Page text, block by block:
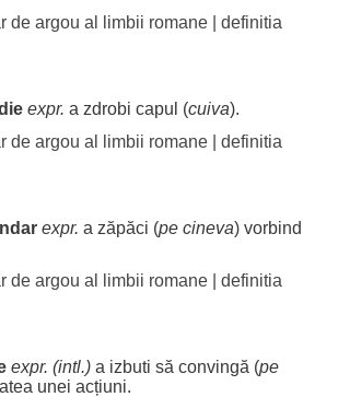
de argou al limbii romane| definitia
expr. a zdrobi capul (cuiva).
de argou al limbii romane| definitia
expr. a zăpăci (pe cineva) vorbind
de argou al limbii romane| definitia
expr. (intl.)a izbuti să convingă (pe
unei acțiuni.